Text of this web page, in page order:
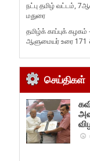
நட்பு தமிழ் வட்டம்,
மதுரை
தமிழ்க் காப்புக்
ஆளுமையர் உரை 171
செய்திகள்